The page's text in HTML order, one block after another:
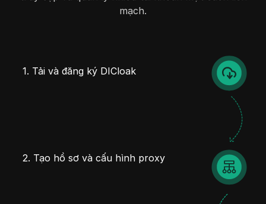
mạch.
1. Tải và đăng ký DICloak
2. Tạo hồ sơ và cấu hình proxy